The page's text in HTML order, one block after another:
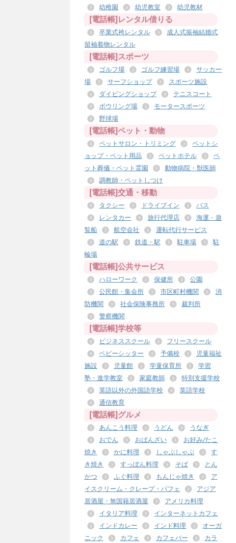
幼稚園
幼児教室 幼児教材
[電話帳]レンタル借りる
卒業式袴レンタル
成人式振袖結婚式
留袖着物レンタル
[電話帳]スポーツ
ゴルフ場 ゴルフ練習場
サッカー
場
サーフショップ
スポーツ施設
ダイビングショップ
テニスコート
ボウリング場
モータースポーツ
野球場
[電話帳]ペット・動物
ペットサロン・トリミング
ペットシ
ョップ・ペット用品
ペットホテル
ペ
ット葬儀・ペット霊園
動物病院・獣医師
調教師・ペットしつけ
[電話帳]交通・移動
タクシー ドライブイン
バス
レンタカー
旅行代理店
海運・遊
覧船
航空会社
運転代行サービス
道の駅
鉄道・駅 駐車場
駐
輪場
[電話帳]公共サービス
ハローワーク 保健所
公園
公民館・集会所
市区町村機関
消
防機関
社会保険事務所
裁判所
警察機関
[電話帳]学校等
ビジネススクール
フリースクール
ベビーシッター
予備校
児童福祉
施設
児童館 学童保育所
学習
塾・進学教室
家庭教師
特別支援学校
英語以外の外国語学校
英語学校
通信教育
[電話帳]グルメ
あんこう料理 うどん
うなぎ
おでん
おばんざい
お好み/たこ
焼き
かに料理 しゃぶしゃぶ
す
き焼き
すっぽん料理 そば
とん
かつ
ふぐ料理 もんじゃ焼き
ア
イスクリーム・クレープ・パフェ
アジア
居酒屋・無国籍居酒屋
アメリカ料理
イタリア料理
インターネットカフェ
インドカレー
インド料理
オーガ
ニック
カフェ カフェバー
カラ